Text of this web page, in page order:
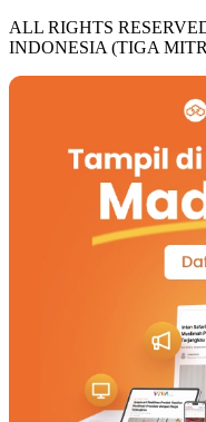
ALL RIGHTS
INDONESIA (TIGA